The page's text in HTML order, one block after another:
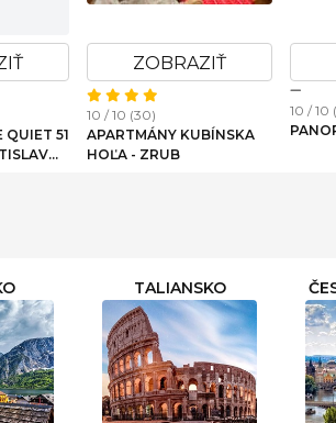
QUIET 51
ZOBRAZIŤ
10 / 10 (30)
APARTMÁNY KUBÍNSKA
HOĽA - ZRUB
10 / 10
TALIANSKO